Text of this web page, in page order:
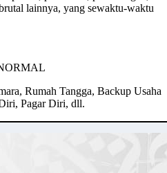
lainnya, yang sewaktu-waktu
Rumah Tangga, Backup Usaha
Pagar Diri, dll.